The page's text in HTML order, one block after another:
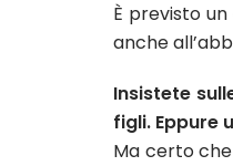
È previsto
anche
Insistete
figli. Eppure
Ma certo